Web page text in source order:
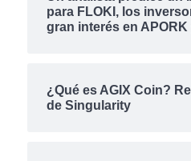
para FLOKI, los
gran interés en APORK
¿Qué es AGIX Coin?
de Singularity